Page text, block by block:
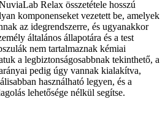
Relax összetétele hosszú
komponenseket vezetett be, amelyek
az idegrendszerre, és ugyanakkor
általános állapotára és a test
nem tartalmaznak kémiai
a legbiztonságosabbnak tekinthető, a
pedig úgy vannak kialakítva,
használható legyen, és a
lehetősége nélkül segítse.